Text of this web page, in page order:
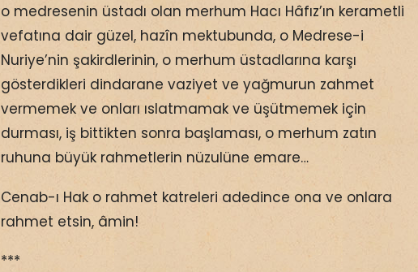
o medresenin üstadı olan merhum Hacı Hâfız’ın kerametli
vefatına dair güzel, hazîn mektubunda, o Medrese-i
Nuriye’nin şakirdlerinin, o merhum üstadlarına karşı
gösterdikleri dindarane vaziyet ve yağmurun zahmet
vermemek ve onları ıslatmamak ve üşütmemek için
durması, iş bittikten sonra başlaması, o merhum zatın
ruhuna büyük rahmetlerin nüzulüne emare…
Cenab-ı Hak o rahmet katreleri adedince ona ve onlara
rahmet etsin, âmin!
***